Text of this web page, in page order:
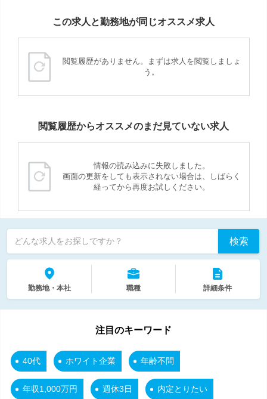
この求人と勤務地が同じオススメ求人
閲覧履歴がありません。まずは求人を閲覧しましょ
う。
閲覧履歴からオススメのまだ見ていない求人
情報の読み込みに失敗しました。
画面の更新をしても表示されない場合は、しばらく
経ってから再度お試しください。
どんな求人をお探しですか？ 検索
勤務地・本社 職種 詳細条件
注目のキーワード
40代 ホワイト企業 年齢不問
年収1,000万円 週休3日 内定とりたい